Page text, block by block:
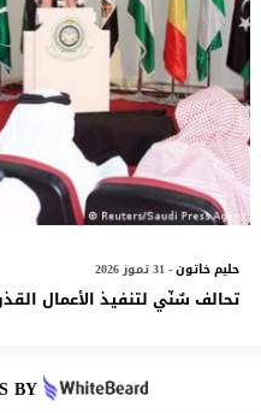
حليم خاتون- 31 تموز 2026
تحالف سٌنّي لتنفيذ الأعمال
BY